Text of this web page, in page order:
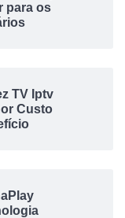
para os
TV Iptv
Custo